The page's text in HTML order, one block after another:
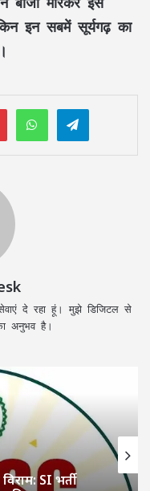
इन सबमें सूर्यगढ़ का
PinterestWhatsAppTelegram
दे रहा हूं। मुझे डिजिटल से
अनुभव है।